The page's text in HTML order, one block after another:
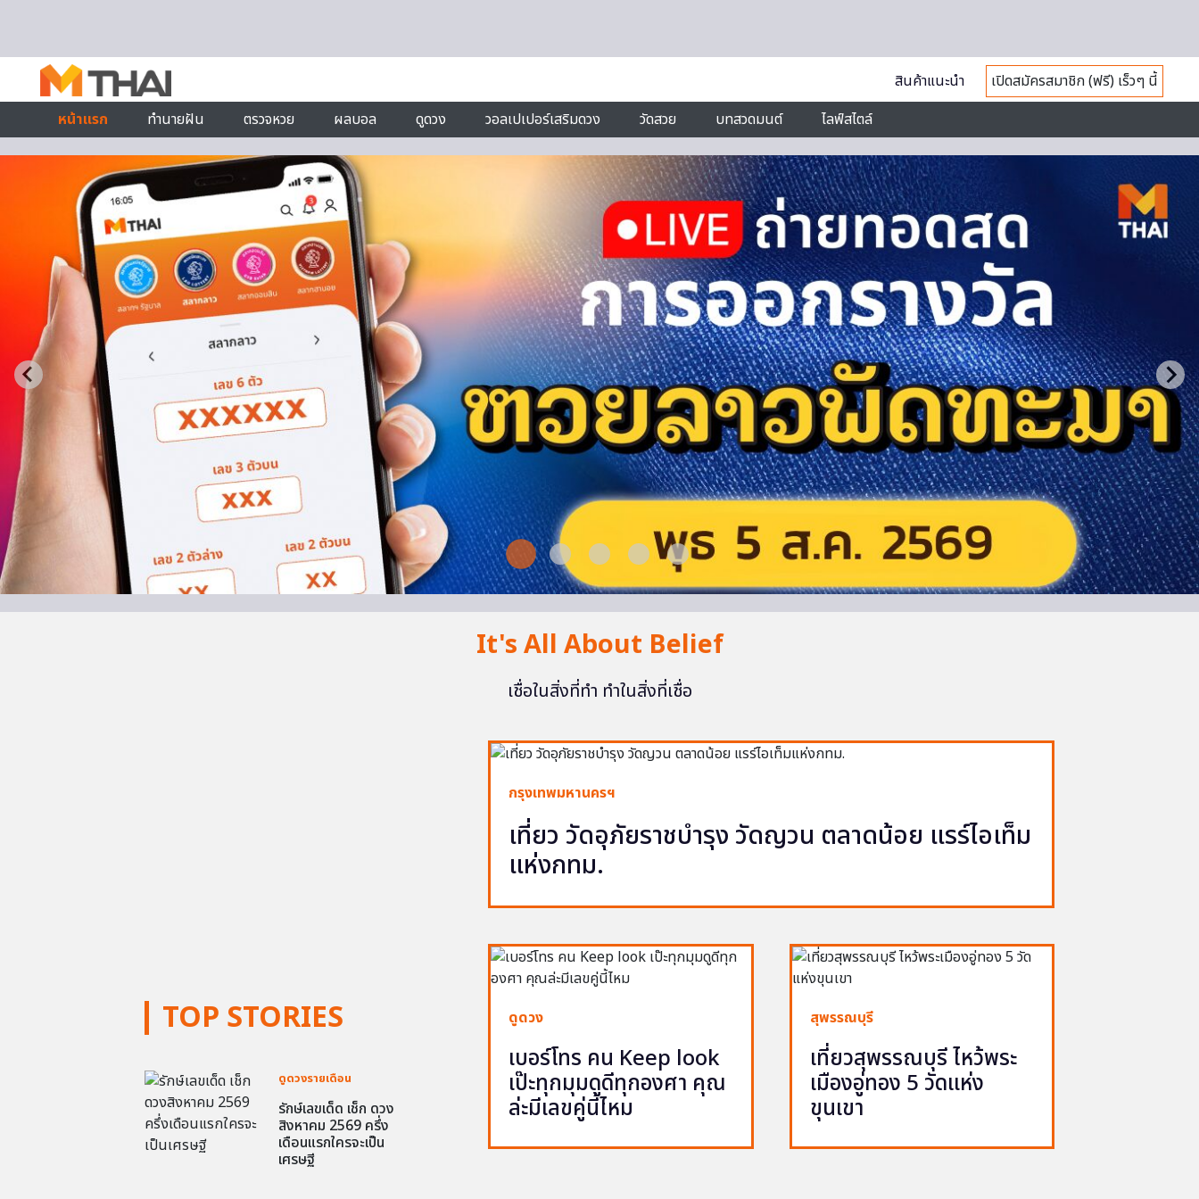
สินค้าแนะนำ
เปิดสมัครสมาชิก (ฟรี) เร็วๆ นี้
หน้าแรก
ทำนายฝัน ตรวจหวย ผลบอล ดูดวง วอลเปเปอร์เสริมดวง วัดสวย บทสวดมนต์ ไลฟ์สไตล์
It's All About Belief
เชื่อในสิ่งที่ทำ ทำในสิ่งที่เชื่อ
TOP STORIES
ดูดวงรายเดือน
รักษ์เลขเด็ด เช็ก ดวง
สิงหาคม 2569 ครึ่ง
เดือนแรกใครจะเป็น
เศรษฐี
กรุงเทพมหานครฯ
เที่ยว วัดอุภัยราชบำรุง วัดญวน ตลาดน้อย แรร์ไอเท็ม
แห่งกทม.
ดูดวง
เบอร์โทร คน Keep look
เป๊ะทุกมุมดูดีทุกองศา คุณ
ล่ะมีเลขคู่นี้ไหม
สุพรรณบุรี
เที่ยวสุพรรณบุรี ไหว้พระ
เมืองอู่ทอง 5 วัดแห่ง
ขุนเขา